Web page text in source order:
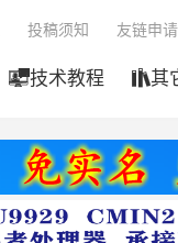
技术教程 其
投稿须知 友链申请